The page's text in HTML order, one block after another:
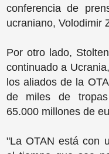
conferencia de
ucraniano, Volodimir
Por otro lado,
continuado a
los aliados de la
de miles de tropas
65.000 millones de
"La OTAN está con